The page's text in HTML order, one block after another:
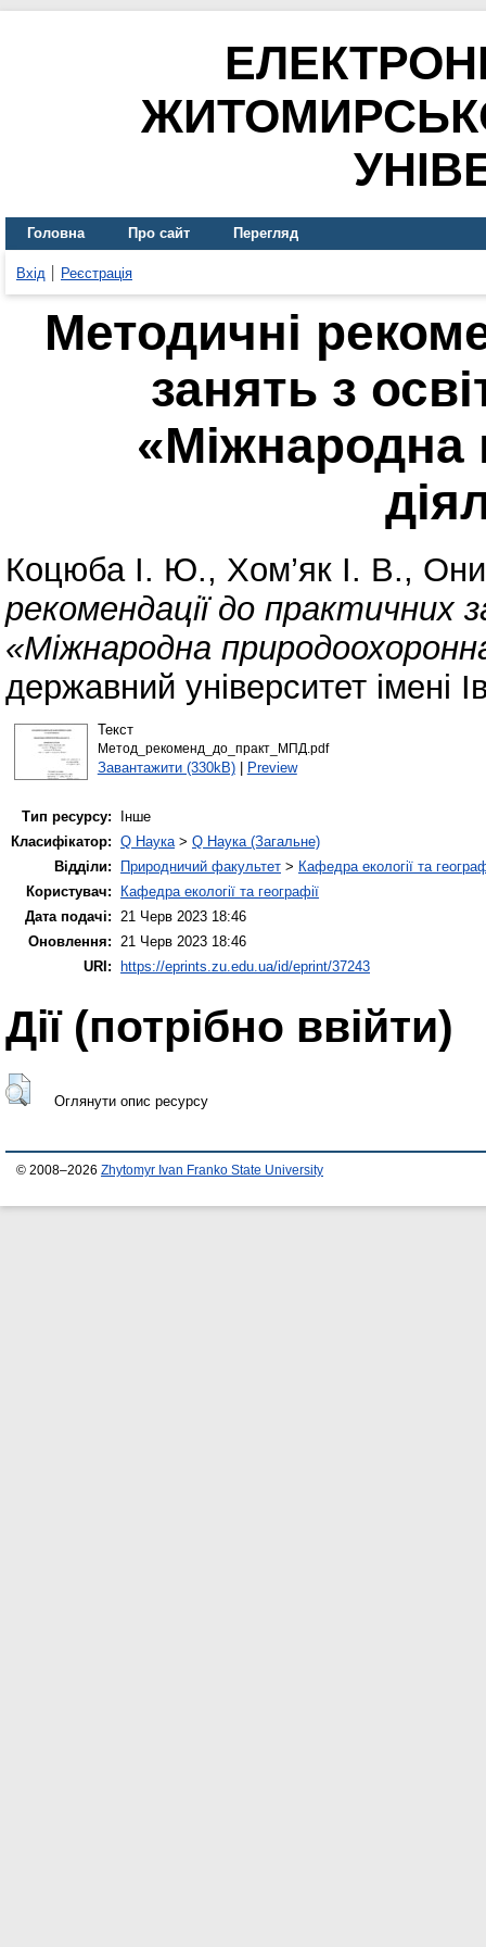
Головна Про сайт Перегляд
Вхід Реєстрація
Методичні
занять з
«Міжнародна
Коцюба І. Ю., Хом’як І. В.,
рекомендації до практичних
«Міжнародна
державний університет
Текст
Метод_рекоменд_до_практ_МПД.pdf
Завантажити (330kB)| Preview
Тип ресурсу:
Інше
Класифікатор: Q Наука> Q Наука (Загальне)
Відділи:
Природничий факультет > Кафедра екології та
Користувач:
Кафедра екології та географії
Дата подачі: 21 Черв 2023 18:46
Оновлення: 21 Черв 2023 18:46
URI:
https://eprints.zu.edu.ua/id/eprint/37243
Дії ​​(потрібно ввійти)
Оглянути опис ресурсу
© 2008–2026 Zhytomyr Ivan Franko State University